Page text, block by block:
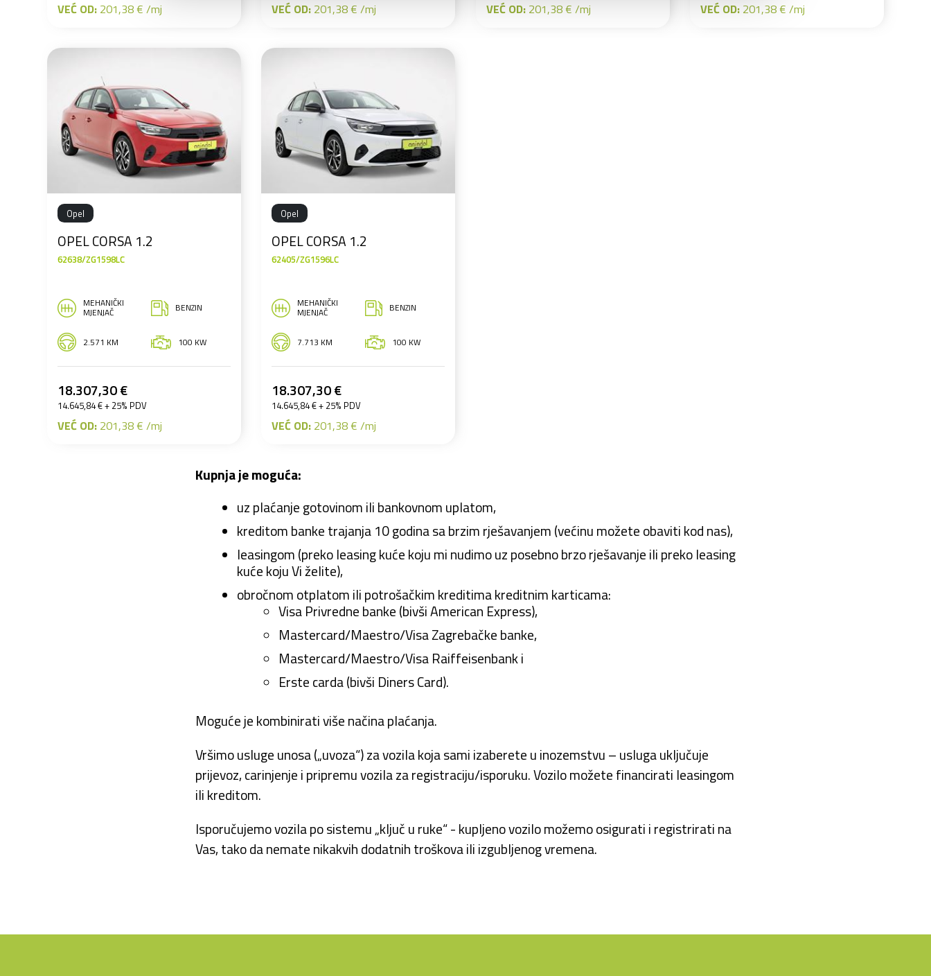
VEĆ OD: 201,38 € /mj VEĆ OD: 201,38 € /mj VEĆ OD:201,38 € /mj VEĆ OD:201,38 € /mj
Opel
OPEL CORSA 1.2
62638/ZG1598LC
MEHANIČKI
MJENJAČ BENZIN
2.571 KM 100 KW
18.307,30 €
14.645,84 € + 25% PDV
VEĆ OD: 201,38 € /mj
Opel
OPEL CORSA 1.2
62405/ZG1596LC
MEHANIČKI
MJENJAČ BENZIN
7.713 KM 100 KW
18.307,30 €
14.645,84 € + 25% PDV
VEĆ OD: 201,38 € /mj
Kupnja je moguća:
uz plaćanje gotovinom ili bankovnom uplatom,
kreditom banke trajanja 10 godina sa brzim rješavanjem (većinu možete obaviti kod nas),
leasingom (preko leasing kuće koju mi nudimo uz posebno brzo rješavanje ili preko leasing
kuće koju Vi želite),
obročnom otplatom ili potrošačkim kreditima kreditnim karticama:
Visa Privredne banke (bivši American Express),
Mastercard/Maestro/Visa Zagrebačke banke,
Mastercard/Maestro/Visa Raiffeisenbank i
Erste carda (bivši Diners Card).
Moguće je kombinirati više načina plaćanja.
Vršimo usluge unosa („uvoza“) za vozila koja sami izaberete u inozemstvu – usluga uključuje
prijevoz, carinjenje i pripremu vozila za registraciju/isporuku. Vozilo možete financirati leasingom
ili kreditom.
Isporučujemo vozila po sistemu „ključ u ruke“ - kupljeno vozilo možemo osigurati i registrirati na
Vas, tako da nemate nikakvih dodatnih troškova ili izgubljenog vremena.